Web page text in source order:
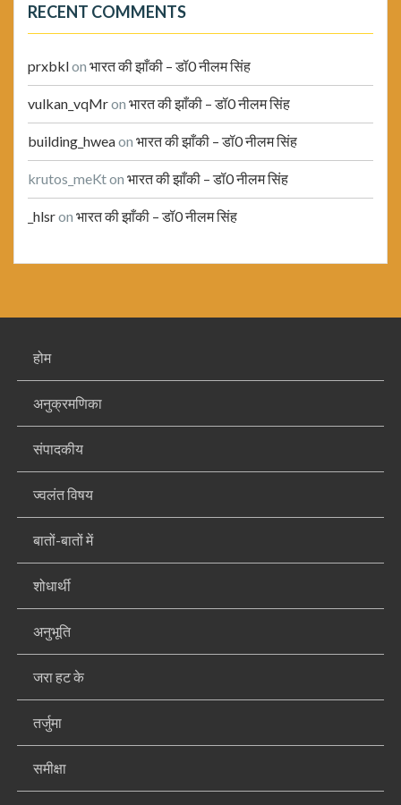
RECENT COMMENTS
prxbklon भारत की झाँकी – डॉ0 नीलम सिंह
vulkan_vqMron भारत की झाँकी – डॉ0 नीलम सिंह
building_hweaon भारत की झाँकी – डॉ0 नीलम सिंह
krutos_meKton भारत की झाँकी – डॉ0 नीलम सिंह
_hlsron भारत की झाँकी – डॉ0 नीलम सिंह
होम
अनुक्रमणिका
संपादकीय
ज्वलंत विषय
बातों-बातों में
शोधार्थी
अनुभूति
जरा हट के
तर्जुमा
समीक्षा